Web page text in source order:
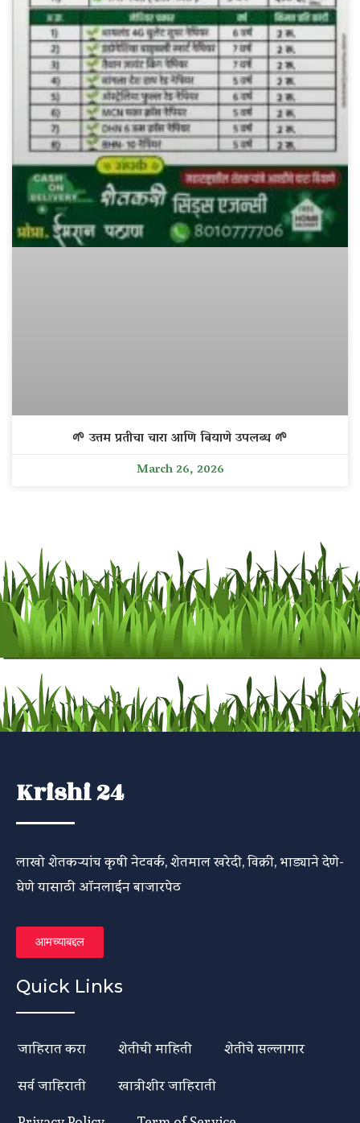
🌱 उत्तम प्रतीचा चारा आणि बियाणे उपलब्ध 🌱
March 26, 2026
Krishi 24
लाखो शेतकऱ्यांच कृषी नेटवर्क, शेतमाल खरेदी, विक्री, भाड्याने देणे-
घेणे यासाठी ऑनलाईन बाजारपेठ
आमच्याबद्दल
Quick Links
जाहिरात करा शेतीची माहिती
शेतीचे सल्लागार
सर्व जाहिराती
खात्रीशीर जाहिराती